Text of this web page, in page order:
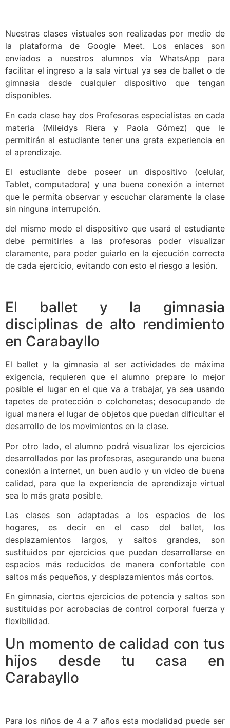
Nuestras clases vistuales son realizadas por medio de
la plataforma de Google Meet. Los enlaces son
enviados a nuestros alumnos vía WhatsApp para
facilitar el ingreso a la sala virtual ya sea de ballet o de
gimnasia desde cualquier dispositivo que tengan
disponibles.
En cada clase hay dos Profesoras especialistas en cada
materia (Mileidys Riera y Paola Gómez) que le
permitirán al estudiante tener una grata experiencia en
el aprendizaje.
El estudiante debe poseer un dispositivo (celular,
Tablet, computadora) y una buena conexión a internet
que le permita observar y escuchar claramente la clase
sin ninguna interrupción.
del mismo modo el dispositivo que usará el estudiante
debe permitirles a las profesoras poder visualizar
claramente, para poder guiarlo en la ejecución correcta
de cada ejercicio, evitando con esto el riesgo a lesión.
El ballet y la gimnasia
disciplinas de alto rendimiento
en Carabayllo
El ballet y la gimnasia al ser actividades de máxima
exigencia, requieren que el alumno prepare lo mejor
posible el lugar en el que va a trabajar, ya sea usando
tapetes de protección o colchonetas; desocupando de
igual manera el lugar de objetos que puedan dificultar el
desarrollo de los movimientos en la clase.
Por otro lado, el alumno podrá visualizar los ejercicios
desarrollados por las profesoras, asegurando una buena
conexión a internet, un buen audio y un video de buena
calidad, para que la experiencia de aprendizaje virtual
sea lo más grata posible.
Las clases son adaptadas a los espacios de los
hogares, es decir en el caso del ballet, los
desplazamientos largos, y saltos grandes, son
sustituidos por ejercicios que puedan desarrollarse en
espacios más reducidos de manera confortable con
saltos más pequeños, y desplazamientos más cortos.
En gimnasia, ciertos ejercicios de potencia y saltos son
sustituidas por acrobacias de control corporal fuerza y
flexibilidad.
Un momento de calidad con tus
hijos desde tu casa en
Carabayllo
Para los niños de 4 a 7 años esta modalidad puede ser